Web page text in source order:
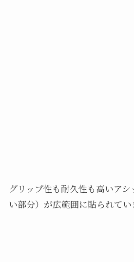
グリップ性も耐久性も高いア
い部分）が広範囲に貼られてい